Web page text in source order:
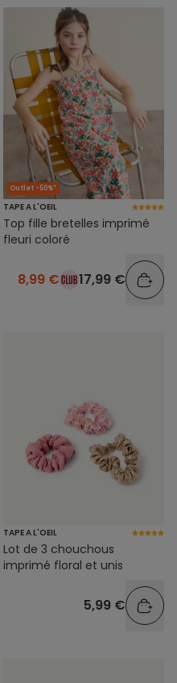
Outlet -50%*
TAPE A L'OEIL
Top fille bretelles imprimé
fleuri coloré
8,99 € 17,99 €
TAPE A L'OEIL
Lot de 3 chouchous
imprimé floral et unis
5,99 €